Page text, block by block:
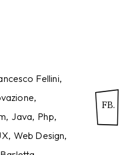
Fellini
Java Php
Web Design
FB.